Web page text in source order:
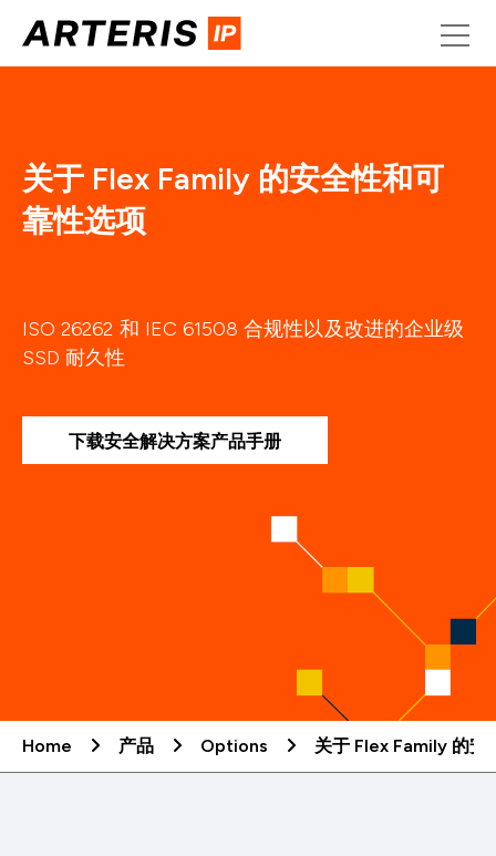
关于 Flex Family 的安全性和可
靠性选项
ISO 26262 和 IEC 61508 合规性以及改进的企业级
SSD 耐久性
下载安全解决方案产品手册
Home 产品 Options 关于 Flex Family 的